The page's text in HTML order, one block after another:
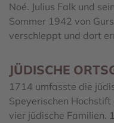
Noé. Julius Falk und
Sommer 1942 von
verschleppt und dort
JÜDISCHE
1714 umfasste die
Speyerischen
vier jüdische Familien.